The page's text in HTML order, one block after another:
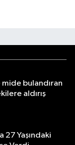
bulandıran
aldırış
27 Yaşındaki